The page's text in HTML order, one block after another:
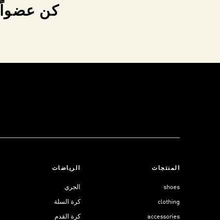
كن عضواً
المنتجات
shoes
clothing
accessories
الرياضات
الجري
كرة السلة
كرة القدم